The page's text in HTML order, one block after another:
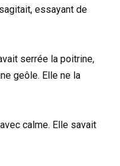
essayant de
serrée la poitrine,
geôle. Elle ne la
calme. Elle savait